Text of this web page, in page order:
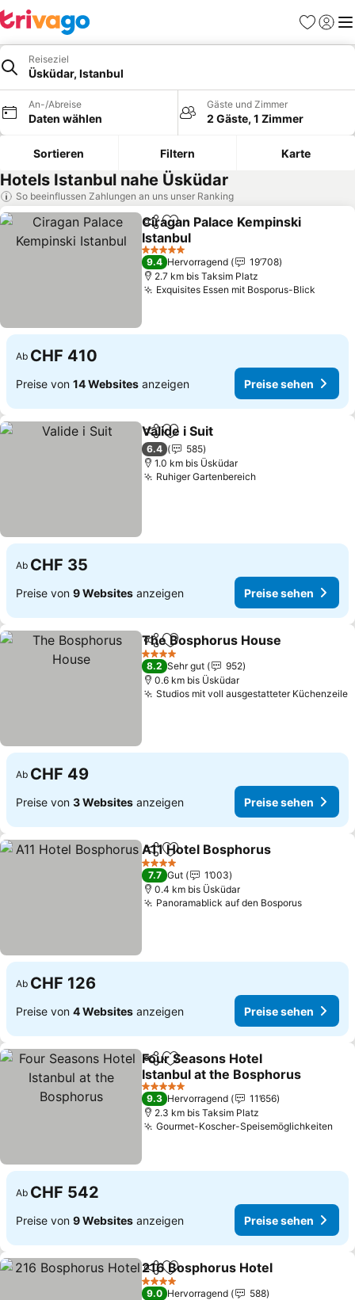
Favoriten
Reiseziel
Üsküdar, Istanbul
An-/Abreise
Daten wählen
Gäste und Zimmer
2 Gäste, 1 Zimmer
Sortieren Filtern Karte
Hotels Istanbul nahe Üsküdar
So beeinflussen Zahlungen an uns unser Ranking
TeilenZu Favoriten hinzufügen
Ciragan Palace Kempinski
Istanbul
Preise sehen
5 Sterne
9.4 Hervorragend
19’708
2.7 km bis Taksim Platz
Exquisites Essen mit Bosporus-Blick
Ab CHF 410
Preise von 14 Websites anzeigen Preise sehen
TeilenZu Favoriten hinzufügen
Valide i Suit
6.4
585
1.0 km bis Üsküdar
Ruhiger GartenbereichPreise sehen
Ab CHF 35
Preise von 9 Websites anzeigen Preise sehen
TeilenZu Favoriten hinzufügen
The Bosphorus House
4 Sterne
8.2 Sehr gut
952
0.6 km bis Üsküdar
Studios mit voll ausgestatteter Küchenzeile
Ab CHF 49
Preise von 3 Websites anzeigen Preise sehen
TeilenZu Favoriten hinzufügen
A11 Hotel Bosphorus
4 Sterne
7.7 Gut
1’003
0.4 km bis Üsküdar
Panoramablick auf den BosporusPreise
Ab CHF 126
Preise von 4 Websites anzeigen Preise sehen
TeilenZu Favoriten hinzufügen
Four Seasons Hotel
Istanbul at the Bosphorus
Preise sehen
5 Sterne
9.3 Hervorragend
11’656
2.3 km bis Taksim Platz
Gourmet-Koscher-Speisemöglichkeiten
Ab CHF 542
Preise von 9 Websites anzeigen Preise sehen
TeilenZu Favoriten hinzufügen
216 Bosphorus Hotel
4 Sterne
9.0 Hervorragend
588